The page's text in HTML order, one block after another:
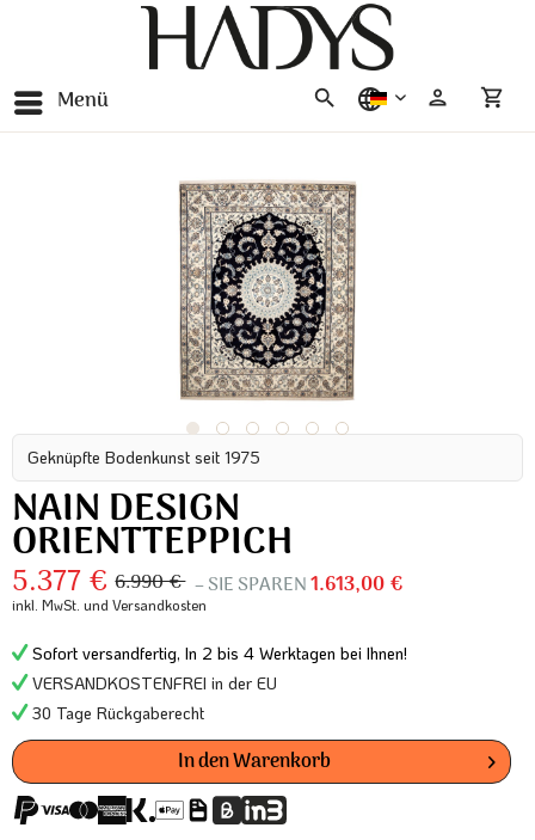
Menü deutsch
Geknüpfte Bodenkunst seit 1975
NAIN DESIGN
ORIENTTEPPICH
5.377 € 6.990 € – SIE SPAREN1.613,00 €
inkl. MwSt. und Versandkosten
Sofort versandfertig, In 2 bis 4 Werktagen bei Ihnen!
VERSANDKOSTENFREI in der EU
30 Tage Rückgaberecht
In denWarenkorb